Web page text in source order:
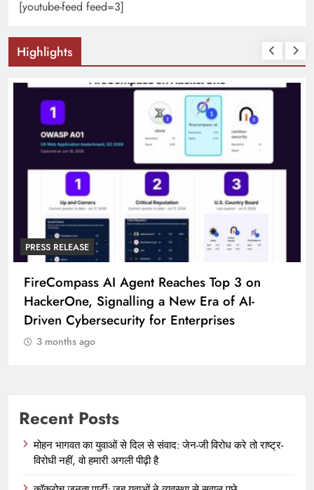
[youtube-feed feed=3]
Highlights
PRESS RELEASE
Broadway Partners With The Foundery FWD
To Launch Participating Consumer Brands
3 months ago
Recent Posts
मोहन भागवत का युवाओं से दिल से संवाद: जेन-जी विरोध करे तो राष्ट्र-
विरोधी नहीं, वो हमारी अगली पीढ़ी है